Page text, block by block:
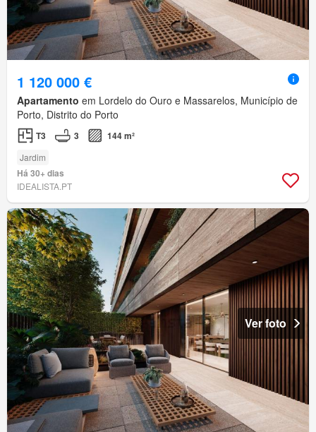
1 120 000 €
Apartamento em Lordelo do Ouro e Massarelos, Município de
Porto, Distrito do Porto
T3 3 144 m²
Jardim
Há 30+ dias
IDEALISTA.PT
Ver foto